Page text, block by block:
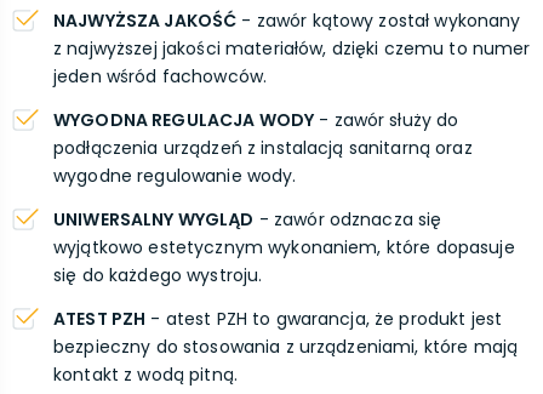
NAJWYŻSZA JAKOŚĆ - zawór kątowy został wykonany
z najwyższej jakości materiałów, dzięki czemu to numer
jeden wśród fachowców.
WYGODNA REGULACJA WODY - zawór służy do
podłączenia urządzeń z instalacją sanitarną oraz
wygodne regulowanie wody.
UNIWERSALNY WYGLĄD - zawór odznacza się
wyjątkowo estetycznym wykonaniem, które dopasuje
się do każdego wystroju.
ATEST PZH - atest PZH to gwarancja, że produkt jest
bezpieczny do stosowania z urządzeniami, które mają
kontakt z wodą pitną.